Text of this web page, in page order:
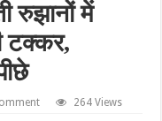
रुझानों में
टक्कर,
264 Views